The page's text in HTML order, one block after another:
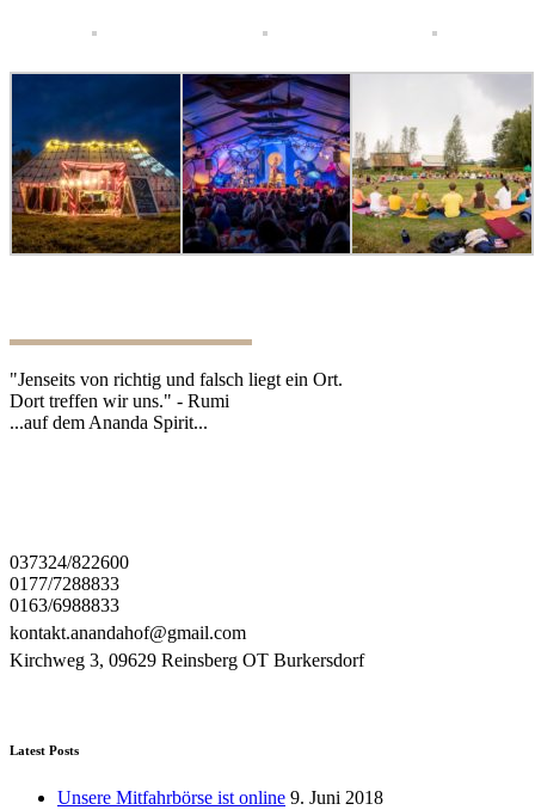
"Jenseits von richtig und falsch liegt ein Ort.
Dort treffen wir uns." - Rumi
...auf dem Ananda Spirit...
037324/822600
0177/7288833
0163/6988833
kontakt.anandahof@gmail.com
Kirchweg 3, 09629 Reinsberg OT Burkersdorf
Latest Posts
Unsere Mitfahrbörse ist online 9. Juni 2018